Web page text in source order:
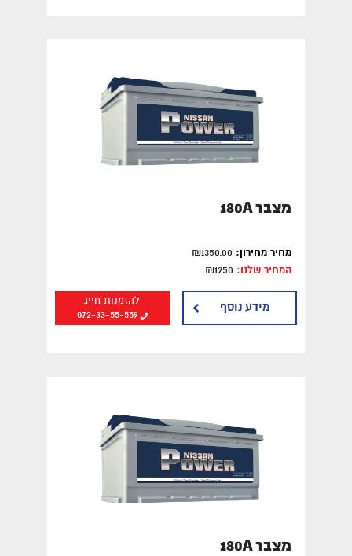
מצבר 180A
מחיר מחירון:
המחיר שלנו:
להזמנות חייג
072-33-55-559
מידע נוסף
מצבר 180A